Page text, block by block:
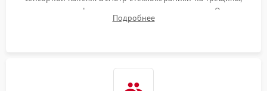
проверка конфорок на равномерность нагрева. Опрос
клиента о симптомах (не включается, не видит посуду,
Подробнее